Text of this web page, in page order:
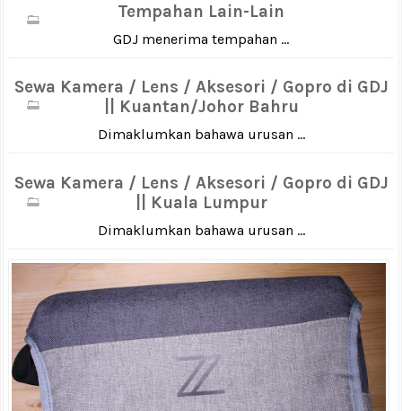
Tempahan Lain-Lain
GDJ menerima tempahan ...
Sewa Kamera / Lens / Aksesori / Gopro di GDJ
|| Kuantan/Johor Bahru
Dimaklumkan bahawa urusan ...
Sewa Kamera / Lens / Aksesori / Gopro di GDJ
|| Kuala Lumpur
Dimaklumkan bahawa urusan ...